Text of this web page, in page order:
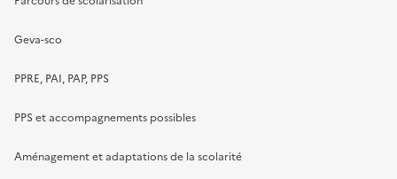
Geva-sco
PPRE, PAI, PAP, PPS
PPS et accompagnements possibles
Aménagement et adaptations de la scolarité